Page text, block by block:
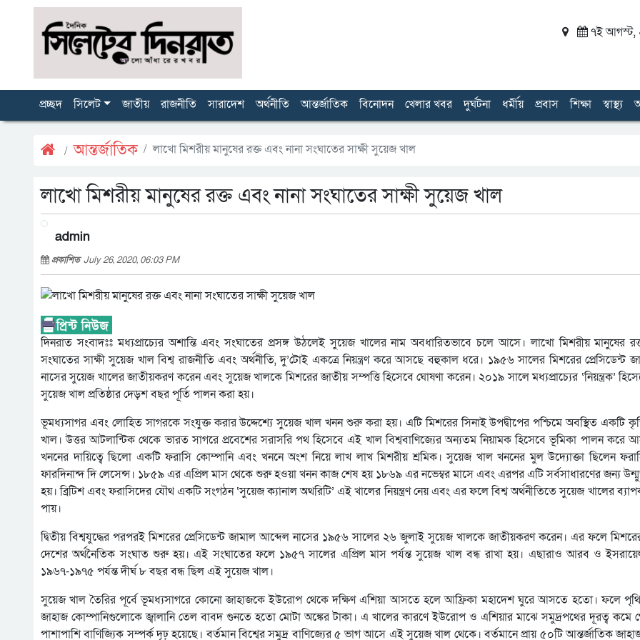
৭ই আগস্ট,
প্রচ্ছদ সিলেট জাতীয় রাজনীতি সারাদেশ অর্থনীতি আন্তর্জাতিক বিনোদন খেলার খবর দুর্ঘটনা ধর্মীয় প্রবাস শিক্ষা স্বাস্থ্য
আন্তর্জাতিক লাখো মিশরীয় মানুষের রক্ত এবং নানা সংঘাতের সাক্ষী সুয়েজ খাল
লাখো মিশরীয় মানুষের রক্ত এবং নানা সংঘাতের সাক্ষী সুয়েজ খাল
admin
প্রকাশিতJuly 26, 2020, 06:03 PM
দিনরাত সংবাদঃঃ মধ্যপ্রাচ্যের অশান্তি এবং সংঘাতের প্রসঙ্গ উঠলেই সুয়েজ খালের নাম অবধারিতভাবে চলে আসে। লাখো মিশরীয় মানুষের
সংঘাতের সাক্ষী সুয়েজ খাল বিশ্ব রাজনীতি এবং অর্থনীতি, দু’টোই একত্রে নিয়ন্ত্রণ করে আসছে বহুকাল ধরে। ১৯৫৬ সালের মিশরের প্রেসিডেন্ট
নাসের সুয়েজ খালের জাতীয়করণ করেন এবং সুয়েজ খালকে মিশরের জাতীয় সম্পত্তি হিসেবে ঘোষণা করেন। ২০১৯ সালে মধ্যপ্রাচ্যের ‘নিয়ন্ত্রক’
সুয়েজ খাল প্রতিষ্ঠার দেড়শ বছর পূর্তি পালন করা হয়।
ভূমধ্যসাগর এবং লোহিত সাগরকে সংযুক্ত করার উদ্দেশ্যে সুয়েজ খাল খনন শুরু করা হয়। এটি মিশরের সিনাই উপদ্বীপের পশ্চিমে অবস্থিত একটি
খাল। উত্তর আটলান্টিক থেকে ভারত সাগরে প্রবেশের সরাসরি পথ হিসেবে এই খাল বিশ্ববাণিজ্যের অন্যতম নিয়ামক হিসেবে ভূমিকা পালন করে
খননের দায়িত্বে ছিলো একটি ফরাসি কোম্পানি এবং খননে অংশ নিয়ে লাখ লাখ মিশরীয় শ্রমিক। সুয়েজ খাল খননের মুল উদ্যোক্তা ছিলেন
ফারদিনান্দ দি লেসেন্স। ১৮৫৯ এর এপ্রিল মাস থেকে শুরু হওয়া খনন কাজ শেষ হয় ১৮৬৯ এর নভেম্বর মাসে এবং এরপর এটি সর্বসাধারণের জন্য
হয়। ব্রিটিশ এবং ফরাসিদের যৌথ একটি সংগঠন ‘সুয়েজ ক্যানাল অথরিটি’ এই খালের নিয়ন্ত্রণ নেয় এবং এর ফলে বিশ্ব অর্থনীতিতে সুয়েজ খালের
পায়।
দ্বিতীয় বিশ্বযুদ্ধের পরপরই মিশরের প্রেসিডেন্ট জামাল আব্দেল নাসের ১৯৫৬ সালের ২৬ জুলাই সুয়েজ খালকে জাতীয়করণ করেন। এর ফলে
দেশের অর্থনৈতিক সংঘাত শুরু হয়। এই সংঘাতের ফলে ১৯৫৭ সালের এপ্রিল মাস পর্যন্ত সুয়েজ খাল বন্ধ রাখা হয়। এছারাও আরব ও
১৯৬৭-১৯৭৫ পর্যন্ত দীর্ঘ ৮ বছর বন্ধ ছিল এই সুয়েজ খাল।
সুয়েজ খাল তৈরির পূর্বে ভূমধ্যসাগরে কোনো জাহাজকে ইউরোপ থেকে দক্ষিণ এশিয়া আসতে হলে আফ্রিকা মহাদেশ ঘুরে আসতে হতো। ফলে
জাহাজ কোম্পানিগুলোকে জ্বালানি তেল বাবদ গুনতে হতো মোটা অঙ্কের টাকা। এ খালের কারণে ইউরোপ ও এশিয়ার মাঝে সমুদ্রপথের দূরত্ব কমে
পাশাপাশি বাণিজ্যিক সম্পর্ক দৃঢ় হয়েছে। বর্তমান বিশ্বের সমুদ্র বাণিজ্যের ৫ ভাগ আসে এই সুয়েজ খাল থেকে। বর্তমানে প্রায় ৫০টি আন্তর্জাতিক